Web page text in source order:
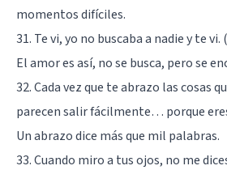
momentos difíciles.
31. Te vi, yo no buscaba a nadie y te vi.
El amor es así, no se busca, pero se
32. Cada vez que te abrazo las cosas
parecen salir fácilmente… porque
Un abrazo dice más que mil palabras.
33. Cuando miro a tus ojos, no me